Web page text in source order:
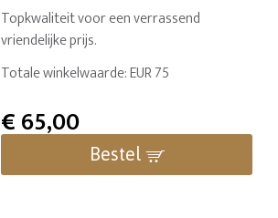
Topkwaliteit voor een verrassend
vriendelijke prijs.
Totale winkelwaarde: EUR 75
€65,00
Bestel